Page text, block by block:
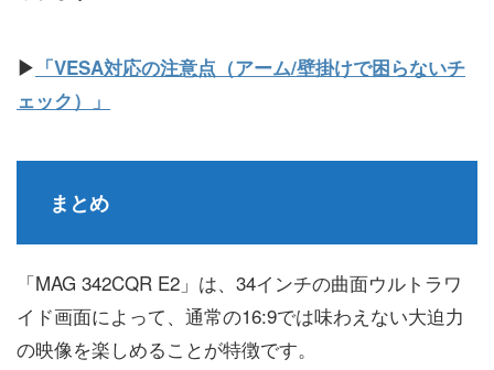
▶ 「VESA対応の注意点（アーム/壁掛けで困らないチ
ェック）」
まとめ
「MAG 342CQR E2」は、34インチの曲面ウルトラワ
イド画面によって、通常の16:9では味わえない大迫力
の映像を楽しめることが特徴です。